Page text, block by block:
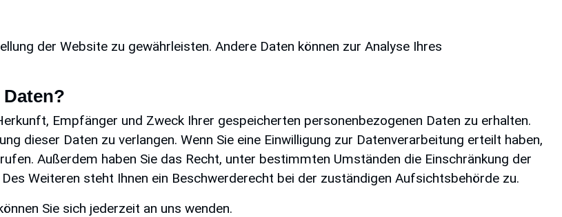
der Website zu gewährleisten. Andere Daten können zur Analyse Ihres
Empfänger und Zweck Ihrer gespeicherten personenbezogenen Daten zu erhalten.
dieser Daten zu verlangen. Wenn Sie eine Einwilligung zur Datenverarbeitung erteilt haben,
Außerdem haben Sie das Recht, unter bestimmten Umständen die Einschränkung der
Weiteren steht Ihnen ein Beschwerderecht bei der zuständigen Aufsichtsbehörde zu.
Sie sich jederzeit an uns wenden.